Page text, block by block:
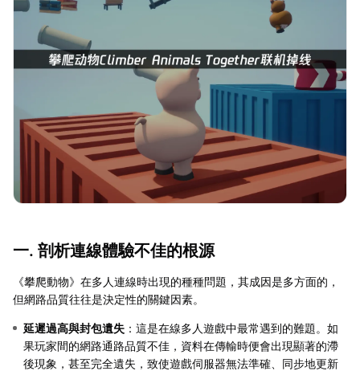
一. 剖析連線體驗不佳的根源
《攀爬動物》在多人連線時出現的種種問題，其成因是多方面的，
但網路品質往往是決定性的關鍵因素。
延遲過高與封包遺失 ：這是在線多人遊戲中最常遇到的難題。如
果玩家間的網路通路品質不佳，資料在傳輸時便會出現顯著的滯
後現象，甚至完全遺失，致使遊戲伺服器無法準確、同步地更新